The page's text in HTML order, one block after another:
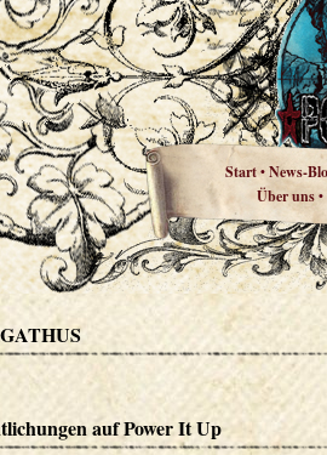
Start•News-
Über uns•
auf Power It Up